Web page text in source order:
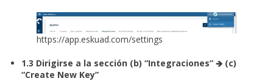
https://app.eskuad.com/settings
1.3 Dirigirse a la sección (b) “Integraciones” 🡺 (c)
“Create New Key”